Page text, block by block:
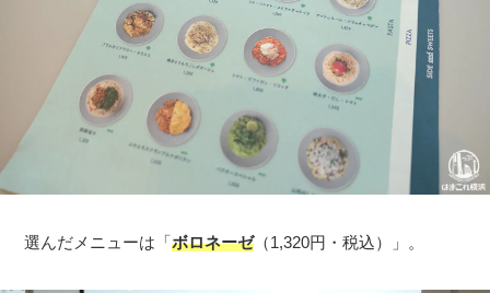
選んだメニューは「ボロネーゼ（1,320円・税込）」。